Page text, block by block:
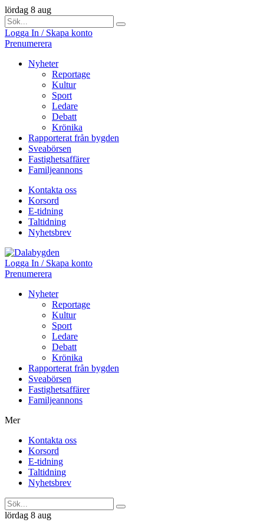
lördag 8 aug
Logga In / Skapa konto
Prenumerera
Nyheter
Reportage
Kultur
Sport
Ledare
Debatt
Krönika
Rapporterat från bygden
Sveabörsen
Fastighetsaffärer
Familjeannons
Kontakta oss
Korsord
E-tidning
Taltidning
Nyhetsbrev
Logga In / Skapa konto
Prenumerera
Nyheter
Reportage
Kultur
Sport
Ledare
Debatt
Krönika
Rapporterat från bygden
Sveabörsen
Fastighetsaffärer
Familjeannons
Mer
Kontakta oss
Korsord
E-tidning
Taltidning
Nyhetsbrev
lördag 8 aug